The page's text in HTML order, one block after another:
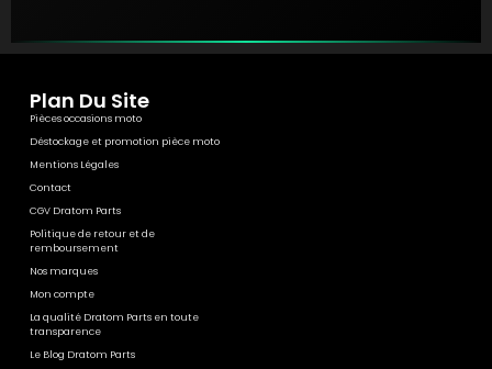
Plan Du Site
Pièces occasions moto
Déstockage et promotion pièce moto
Mentions Légales
Contact
CGV Dratom Parts
Politique de retour et de
remboursement
Nos marques
Mon compte
La qualité Dratom Parts en toute
transparence
Le Blog Dratom Parts